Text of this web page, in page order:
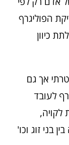
הפוליגרף
כיוון
אך גם
לעובד
בני זוג וכו'